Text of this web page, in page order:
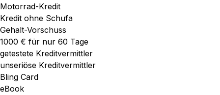
Motorrad-Kredit
Kredit ohne Schufa
Gehalt-Vorschuss
1000 € für nur 60 Tage
getestete Kreditvermittler
unseriöse Kreditvermittler
Bling Card
eBook